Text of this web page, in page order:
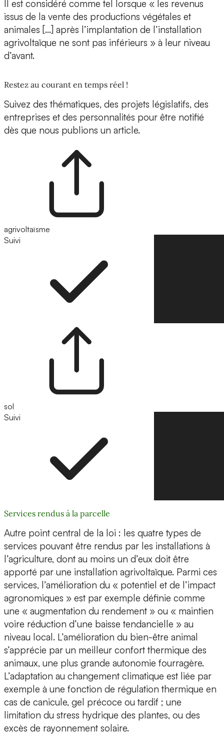
Il est considéré comme tel lorsque « les revenus
issus de la vente des productions végétales et
animales […] après l’implantation de l’installation
agrivoltaïque ne sont pas inférieurs » à leur niveau
d’avant.
Restez au courant en temps réel !
Suivez des thématiques, des projets législatifs, des
entreprises et des personnalités pour être notifié
dès que nous publions un article.
agrivoltaïsme
Suivi
sol
Suivi
Services rendus à la parcelle
Autre point central de la loi : les quatre types de
services pouvant être rendus par les installations à
l’agriculture, dont au moins un d’eux doit être
apporté par une installation agrivoltaïque. Parmi ces
services, l’amélioration du « potentiel et de l’impact
agronomiques » est par exemple définie comme
une « augmentation du rendement » ou « maintien
voire réduction d’une baisse tendancielle » au
niveau local. L’amélioration du bien-être animal
s’apprécie par un meilleur confort thermique des
animaux, une plus grande autonomie fourragère.
L’adaptation au changement climatique est liée par
exemple à une fonction de régulation thermique en
cas de canicule, gel précoce ou tardif ; une
limitation du stress hydrique des plantes, ou des
excès de rayonnement solaire.